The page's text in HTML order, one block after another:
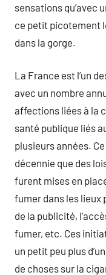
sensations qu’avec
ce petit picotement
dans la gorge.
La France est l’un
avec un nombre
affections liées à la
santé publique liés
plusieurs années. Ce
décennie que des
furent mises en
fumer dans les lieux
de la publicité,
fumer, etc. Ces
un petit peu plus
de choses sur la